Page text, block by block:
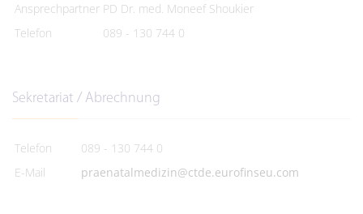
Ansprechpartner PD Dr. med. Moneef Shoukier
Telefon
089 - 130 744 0
Sekretariat / Abrechnung
Telefon
089 - 130 744 0
E-Mail
praenatalmedizin@ctde.eurofinseu.com